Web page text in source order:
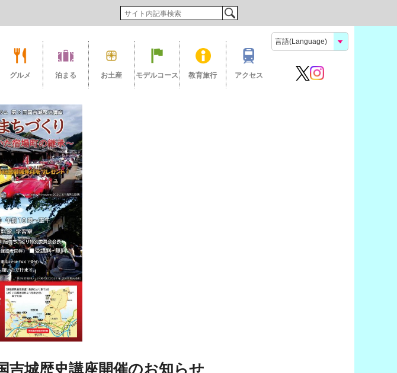
グルメ 泊まる お土産 モデルコース 教育旅行 アクセス
城歴史講座開催のお知らせ